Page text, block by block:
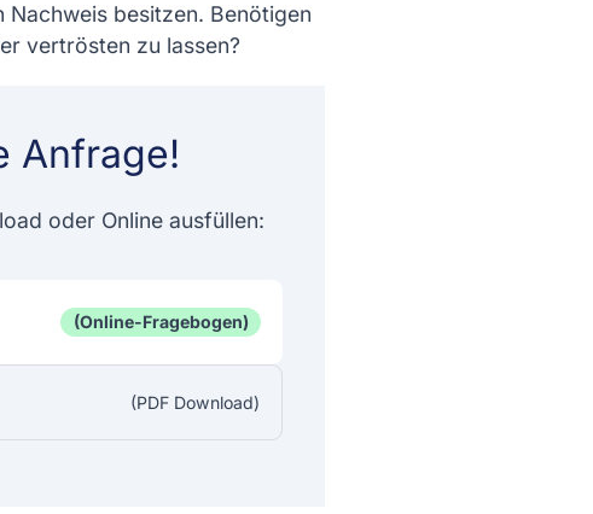
Nachweis besitzen. Benötigen
vertrösten zu lassen?
Anfrage!
oder Online ausfüllen:
(Online-Fragebogen)
(PDF Download)